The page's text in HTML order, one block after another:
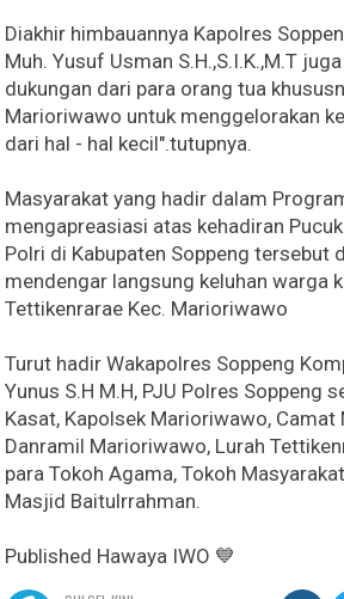
Diakhir himbauannya Kapolres
Muh. Yusuf Usman S.H.,S.I.K.,M.T
dukungan dari para orang tua
Marioriwawo untuk menggelorakan
dari hal - hal kecil".tutupnya.
Masyarakat yang hadir dalam
mengapreasiasi atas kehadiran
Polri di Kabupaten Soppeng tersebut
mendengar langsung keluhan warga
Tettikenrarae Kec. Marioriwawo
Turut hadir Wakapolres Soppeng
Yunus S.H M.H, PJU Polres Soppeng
Kasat, Kapolsek Marioriwawo,
Danramil Marioriwawo, Lurah
para Tokoh Agama, Tokoh
Masjid Baitulrrahman.
Published Hawaya IWO 💙